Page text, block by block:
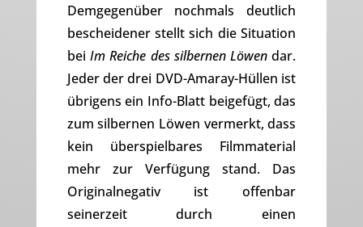
Demgegenüber nochmals deutlich
bescheidener stellt sich die Situation
beiIm Reiche des silbernen Löwendar.
Jeder der drei DVD-Amaray-Hüllen ist
übrigens ein Info-Blatt beigefügt, das
zum silbernen Löwen vermerkt, dass
kein überspielbares Filmmaterial
mehr zur Verfügung stand. Das
Originalnegativ ist offenbar
seinerzeit durch einen